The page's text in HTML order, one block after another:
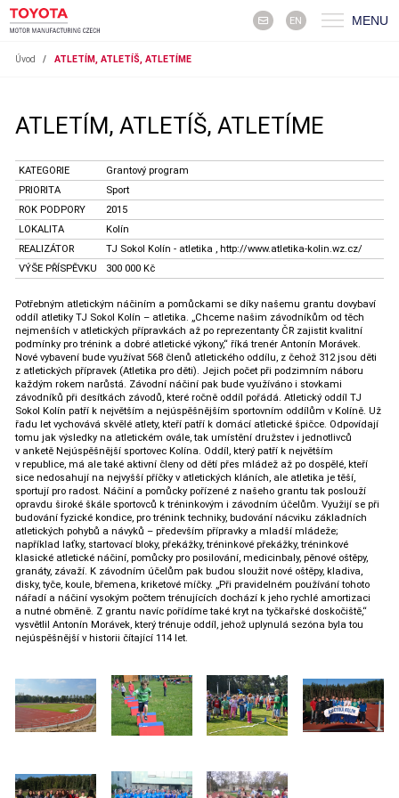
EN MENU
Úvod / ATLETÍM, ATLETÍŠ, ATLETÍME
ATLETÍM, ATLETÍŠ, ATLETÍME
KATEGORIE
Grantový program
PRIORITA
Sport
ROK PODPORY
2015
LOKALITA
Kolín
REALIZÁTOR
TJ Sokol Kolín - atletika , http://www.atletika-kolin.wz.cz/
VÝŠE PŘÍSPĚVKU
300 000 Kč
Potřebným atletickým náčiním a pomůckami se díky našemu grantu dovybaví
oddíl atletiky TJ Sokol Kolín – atletika. „Chceme našim závodníkům od těch
nejmenších v atletických přípravkách až po reprezentanty ČR zajistit kvalitní
podmínky pro trénink a dobré atletické výkony,“ říká trenér Antonín Morávek.
Nové vybavení bude využívat 568 členů atletického oddílu, z čehož 312 jsou děti
z atletických přípravek (Atletika pro děti). Jejich počet při podzimním náboru
každým rokem narůstá. Závodní náčiní pak bude využíváno i stovkami
závodníků při desítkách závodů, které ročně oddíl pořádá. Atletický oddíl TJ
Sokol Kolín patří k největším a nejúspěšnějším sportovním oddílům v Kolíně. Už
řadu let vychovává skvělé atlety, kteří patří k domácí atletické špičce. Odpovídají
tomu jak výsledky na atletickém ovále, tak umístění družstev i jednotlivců
v anketě Nejúspěšnější sportovec Kolína. Oddíl, který patří k největším
v republice, má ale také aktivní členy od dětí přes mládež až po dospělé, kteří
sice nedosahují na nejvyšší příčky v atletických kláních, ale atletika je těší,
sportují pro radost. Náčiní a pomůcky pořízené z našeho grantu tak poslouží
opravdu široké škále sportovců k tréninkovým i závodním účelům. Využijí se při
budování fyzické kondice, pro trénink techniky, budování nácviku základních
atletických pohybů a návyků – především přípravky a mladší mládeže;
například laťky, startovací bloky, překážky, tréninkové překážky, tréninkové
klasické atletické náčiní, pomůcky pro posilování, medicinbaly, pěnové oštěpy,
granáty, závaží. K závodním účelům pak budou sloužit nové oštěpy, kladiva,
disky, tyče, koule, břemena, kriketové míčky. „Při pravidelném používání tohoto
nářadí a náčiní vysokým počtem trénujících dochází k jeho rychlé amortizaci
a nutné obměně. Z grantu navíc pořídíme také kryt na tyčkařské doskočiště,“
vysvětlil Antonín Morávek, který trénuje oddíl, jehož uplynulá sezóna byla tou
nejúspěšnější v historii čítající 114 let.